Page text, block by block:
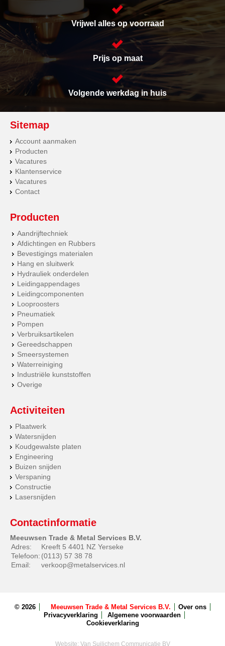
Vrijwel alles op voorraad
Prijs op maat
Volgende werkdag in huis
Sitemap
Account aanmaken
Producten
Vacatures
Klantenservice
Vacatures
Contact
Producten
Aandrijftechniek
Afdichtingen en Rubbers
Bevestigings materialen
Hang en sluitwerk
Hydrauliek onderdelen
Leidingappendages
Leidingcomponenten
Looproosters
Pneumatiek
Pompen
Verbruiksartikelen
Gereedschappen
Smeersystemen
Waterreiniging
Industriële kunststoffen
Overige
Activiteiten
Plaatwerk
Watersnijden
Koudgewalste platen
Engineering
Buizen snijden
Verspaning
Constructie
Lasersnijden
Contactinformatie
Meeuwsen Trade & Metal Services B.V.
Adres:
Kreeft 5 4401 NZ Yerseke
Telefoon: (0113) 57 38 78
Email:
verkoop@metalservices.nl
© 2026 Meeuwsen Trade & Metal Services B.V.
Over ons
Privacyverklaring
Algemene voorwaarden
Cookieverklaring
Website: Van Suilichem Communicatie BV